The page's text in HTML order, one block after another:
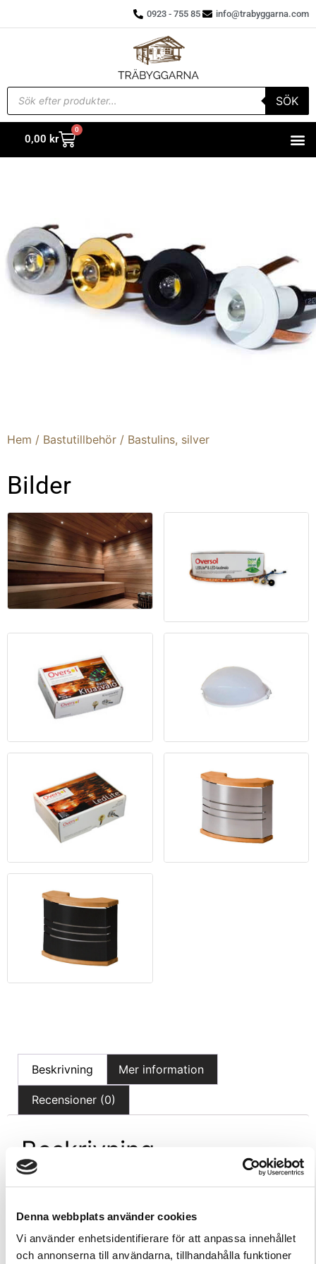
Denna webbplats använder cookies
Vi använder enhetsidentifierare för att anpassa innehållet
och annonserna till användarna, tillhandahålla funktioner
0923 - 755 85 info@trabyggarna.com
SÖK
0,00 kr
0
Hem / Bastutillbehör / Bastulins, silver
Bilder
Beskrivning Mer information
Recensioner (0)
Beskrivning
Tillbehör till LedLite serien för installering i
ljuskälla med en tjockare och tåligare lins vilket
gör att den tål värme och ånga bättre. SHL kan
därför installeras i närheten av bastuaggregatet.